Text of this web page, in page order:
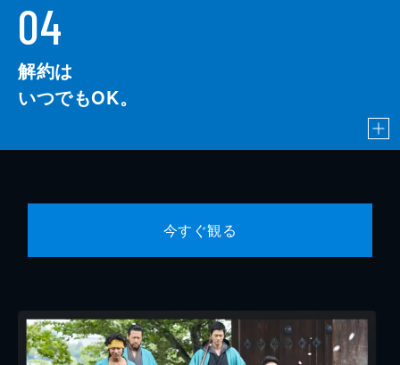
04
解約は
いつでもOK。
今すぐ観る